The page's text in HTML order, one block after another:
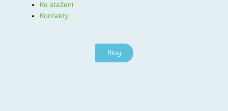
Ke stažení
Kontakty
Blog